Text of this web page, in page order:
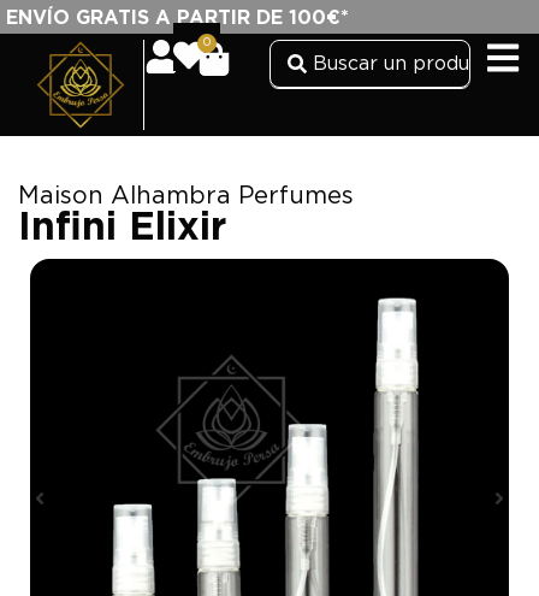
ENVÍO GRATIS A PARTIR DE 100€*
0
Maison Alhambra Perfumes
Infini Elixir